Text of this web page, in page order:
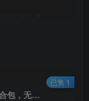
录，执⾏命令即
NineAi2.4.2 AI Web 应用，含编译包和整合包，无需授权，全套源码，开箱即用，支持 AI 对话、绘图、音乐、视频功能，以及联网、思维导图等 搭建教程
已售 1